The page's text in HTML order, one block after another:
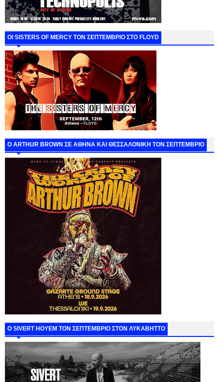
ΟΙ SISTERS OF MERCY ΤΟΝ ΣΕΠΤΕΜΒΡΙΟ ΣΤΟ FLOYD
O ARTHUR BROWN ΣΕ ΑΘΗΝΑ ΚΑΙ ΘΕΣΣΑΛΟΝΙΚΗ ΤΟΝ ΣΕΠΤΕΜΒΡΙΟ
Ο SIVERT HOYEM ΤΟΝ ΣΕΠΤΕΜΒΡΙΟ ΣΤΟΝ ΛΥΚΑΒΗΤΤΟ